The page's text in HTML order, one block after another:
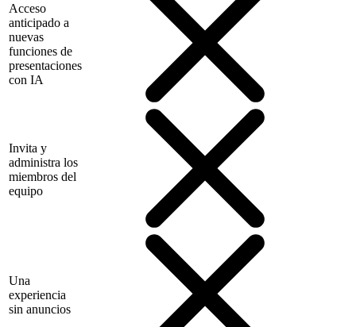
Acceso
anticipado a
nuevas
funciones de
presentaciones
con IA
Invita y
administra los
miembros del
equipo
Una
experiencia
sin anuncios